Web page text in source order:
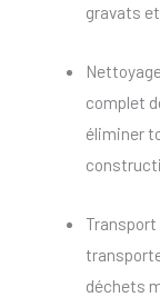
gravats
complet
éliminer
déchets